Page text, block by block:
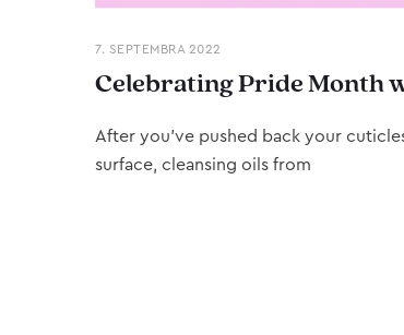
7. SEPTEMBRA 2022
Celebrating Pride Month
After you’ve pushed back your
surface, cleansing oils from